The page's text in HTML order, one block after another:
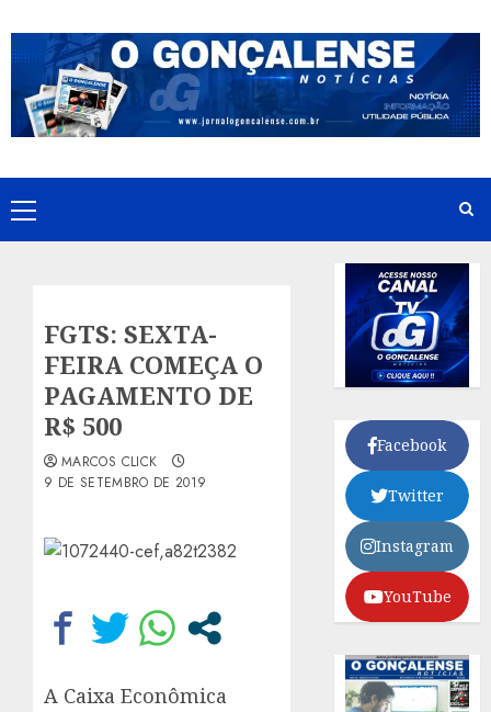
to
content
Primary
Menu
FGTS: SEXTA-
FEIRA COMEÇA O
PAGAMENTO DE
R$ 500
MARCOS CLICK
9 DE SETEMBRO DE 2019
A Caixa Econômica
Facebook
Twitter
Instagram
YouTube